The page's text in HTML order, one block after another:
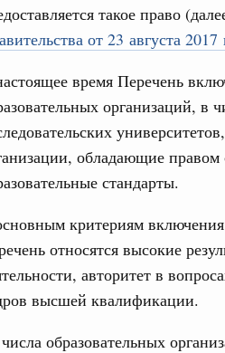
такое право
от 23 августа
время Перечень
организаций, в
обладающие правом
стандарты.
критериям
относятся высокие
авторитет в
высшей квалификации.
образовательных
проект «Экологическое
объём
федерального
года №2067-р
3 августа, понедельник
в сфере торговли.
возглавил штаб по
31 июля, пятница
поддержка отдельных